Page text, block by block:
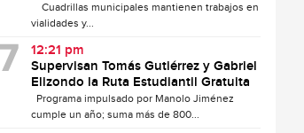
Cuadrillas municipales mantienen trabajos en
vialidades y...
12:21 pm
Supervisan Tomás Gutiérrez y Gabriel
Elizondo la Ruta Estudiantil Gratuita
Programa impulsado por Manolo Jiménez
cumple un año; suma más de 800...